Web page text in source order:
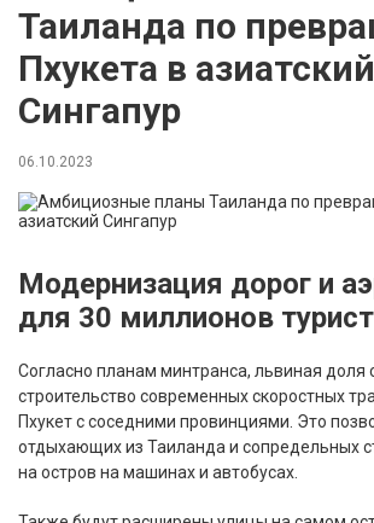
Таиланда по
Пхукета в азиатский
Сингапур
06.10.2023
Модернизация дорог и
для 30 миллионов
Согласно планам минтранса, львиная доля
строительство современных скоростных
Пхукет с соседними провинциями. Это
отдыхающих из Таиланда и сопредельных
на остров на машинах и автобусах.